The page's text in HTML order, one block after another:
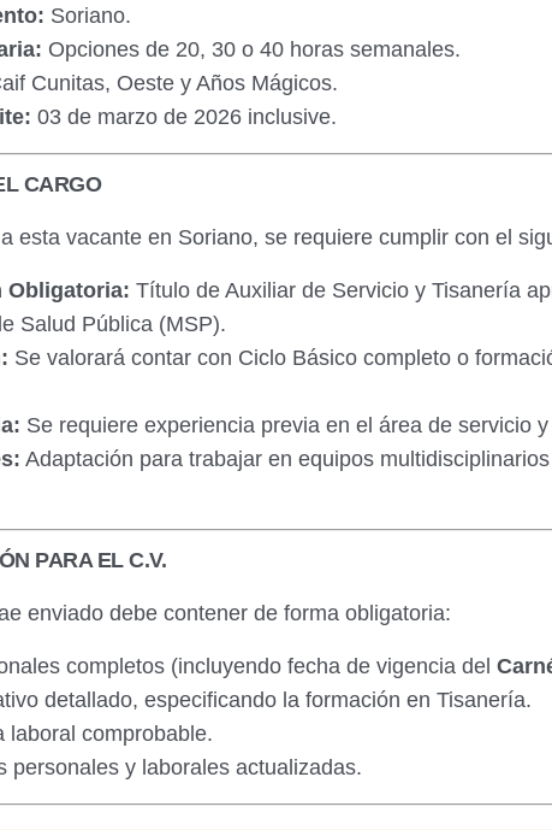
Soriano.
Opciones de 20, 30 o 40 horas semanales.
Cunitas, Oeste y Años Mágicos.
03 de marzo de 2026 inclusive.
CARGO
esta vacante en Soriano, se requiere cumplir con el
Obligatoria: Título de Auxiliar de Servicio y Tisanería
Salud Pública (MSP).
Se valorará contar con Ciclo Básico completo o
Se requiere experiencia previa en el área de servicio
Adaptación para trabajar en equipos
PARA EL C.V.
enviado debe contener de forma obligatoria:
completos (incluyendo fecha de vigencia del
detallado, especificando la formación en Tisanería.
laboral comprobable.
personales y laborales actualizadas.